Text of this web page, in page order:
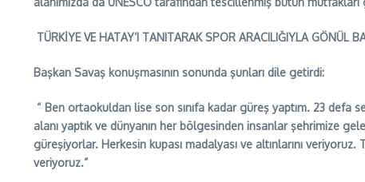
TÜRKİYE VE HATAY’I TANITARAK SPOR ARACILIĞIYLA GÖNÜL
Başkan Savaş konuşmasının sonunda şunları dile getirdi:
“ Ben ortaokuldan lise son sınıfa kadar güreş yaptım. 23 defa
alanı yaptık ve dünyanın her bölgesinden insanlar şehrimize
güreşiyorlar. Herkesin kupası madalyası ve altınlarını
veriyoruz.”